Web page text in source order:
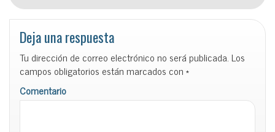
Deja una respuesta
Tu dirección de correo electrónico no será publicada.Los
campos obligatorios están marcados con*
Comentario